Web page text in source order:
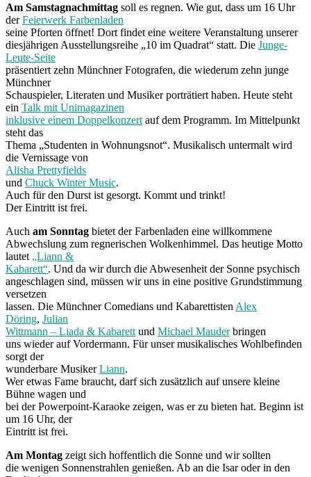
Am Samstagnachmittag soll es regnen. Wie gut, dass um 16 Uhr
derFeierwerk Farbenladen
seine Pforten öffnet! Dort findet eine weitere Veranstaltung unserer
diesjährigen Ausstellungsreihe „10 im Quadrat“ statt. Die Junge-
Leute-Seite
präsentiert zehn Münchner Fotografen, die wiederum zehn junge
Münchner
Schauspieler, Literaten und Musiker porträtiert haben. Heute steht
ein Talk mit Unimagazinen
inklusive einem Doppelkonzert auf dem Programm. Im Mittelpunkt
steht das
Thema „Studenten in Wohnungsnot“. Musikalisch untermalt wird
die Vernissage von
Alisha Prettyfields
und Chuck Winter Music.
Auch für den Durst ist gesorgt. Kommt und trinkt!
Der Eintritt ist frei.
Auch am Sonntag bietet der Farbenladen eine willkommene
Abwechslung zum regnerischen Wolkenhimmel. Das heutige Motto
lautet „Liann &
Kabarett“. Und da wir durch die Abwesenheit der Sonne psychisch
angeschlagen sind, müssen wir uns in eine positive Grundstimmung
versetzen
lassen. Die Münchner Comedians und Kabarettisten Alex
Döring, Julian
Wittmann – Liada & Kabarett und Michael Mauderbringen
uns wieder auf Vordermann. Für unser musikalisches Wohlbefinden
sorgt der
wunderbare MusikerLiann.
Wer etwas Fame braucht, darf sich zusätzlich auf unsere kleine
Bühne wagen und
bei der Powerpoint-Karaoke zeigen, was er zu bieten hat. Beginn ist
um 16 Uhr, der
Eintritt ist frei.
Am Montag zeigt sich hoffentlich die Sonne und wir sollten
die wenigen Sonnenstrahlen genießen. Ab an die Isar oder in den